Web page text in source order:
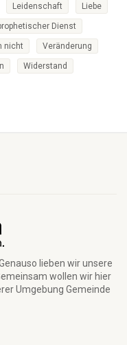
Leidenschaft Liebe
Dienst
nicht Veränderung
Widerstand
lieben wir unsere
wollen wir hier
Umgebung Gemeinde